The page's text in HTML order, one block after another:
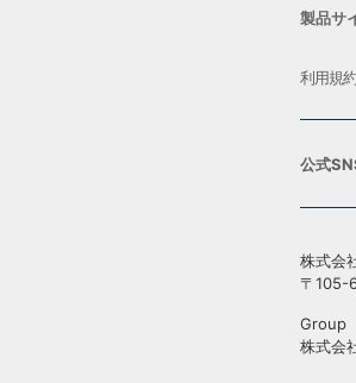
製品サ
利用規約
公式
株式会
〒105-
Group
株式会